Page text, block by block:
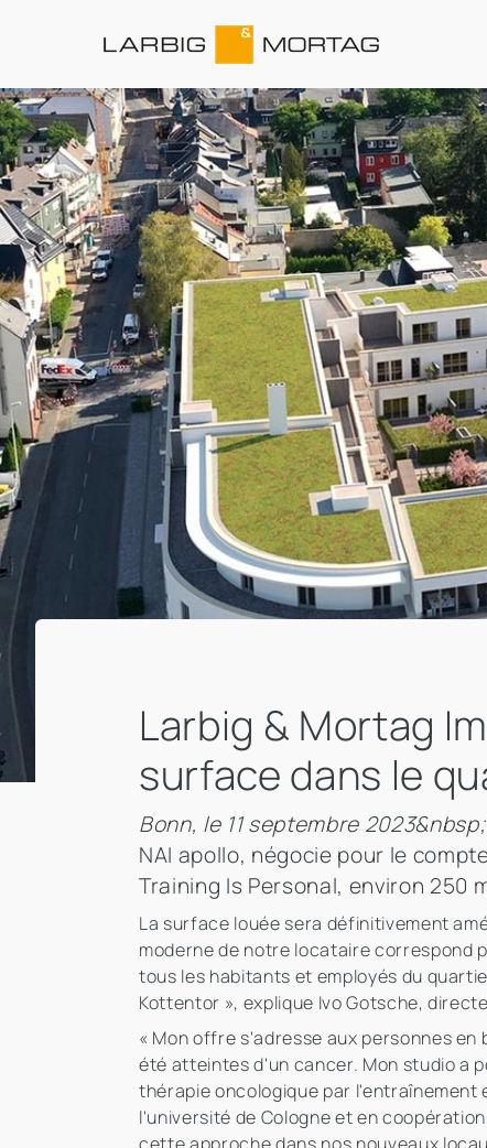
Larbig & Mortag
surface dans le
Bonn, le 11 septembre 2023&nbsp;
NAI apollo, négocie pour le
Training Is Personal, environ 250
La surface louée sera définitivement
moderne de notre locataire correspond
tous les habitants et employés du
Kottentor », explique Ivo Gotsche,
« Mon offre s'adresse aux personnes
été atteintes d'un cancer. Mon studio a
thérapie oncologique par
l'université de Cologne et en